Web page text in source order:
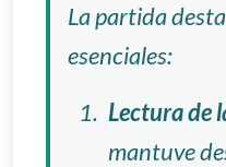
La partida
esenciales:
Lectura de
mantuve